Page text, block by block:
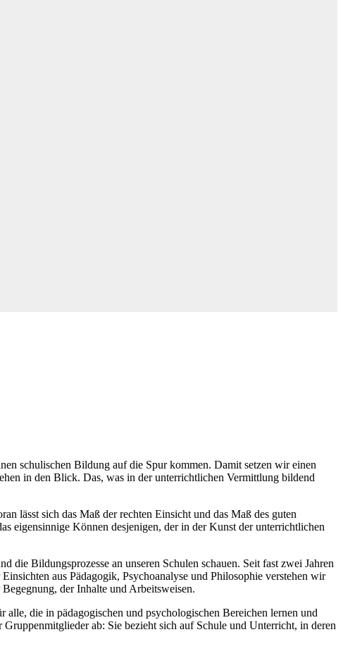
schulischen Bildung auf die Spur kommen. Damit setzen wir einen
in den Blick. Das, was in der unterrichtlichen Vermittlung bildend
lässt sich das Maß der rechten Einsicht und das Maß des guten
eigensinnige Können desjenigen, der in der Kunst der unterrichtlichen
Bildungsprozesse an unseren Schulen schauen. Seit fast zwei Jahren
aus Pädagogik, Psychoanalyse und Philosophie verstehen wir
der Inhalte und Arbeitsweisen.
die in pädagogischen und psychologischen Bereichen lernen und
ab: Sie bezieht sich auf Schule und Unterricht, in deren